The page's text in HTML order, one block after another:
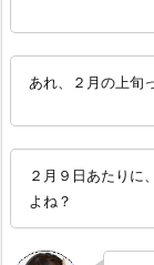
あれ、２月の上旬
２月９日あたりに
よね？